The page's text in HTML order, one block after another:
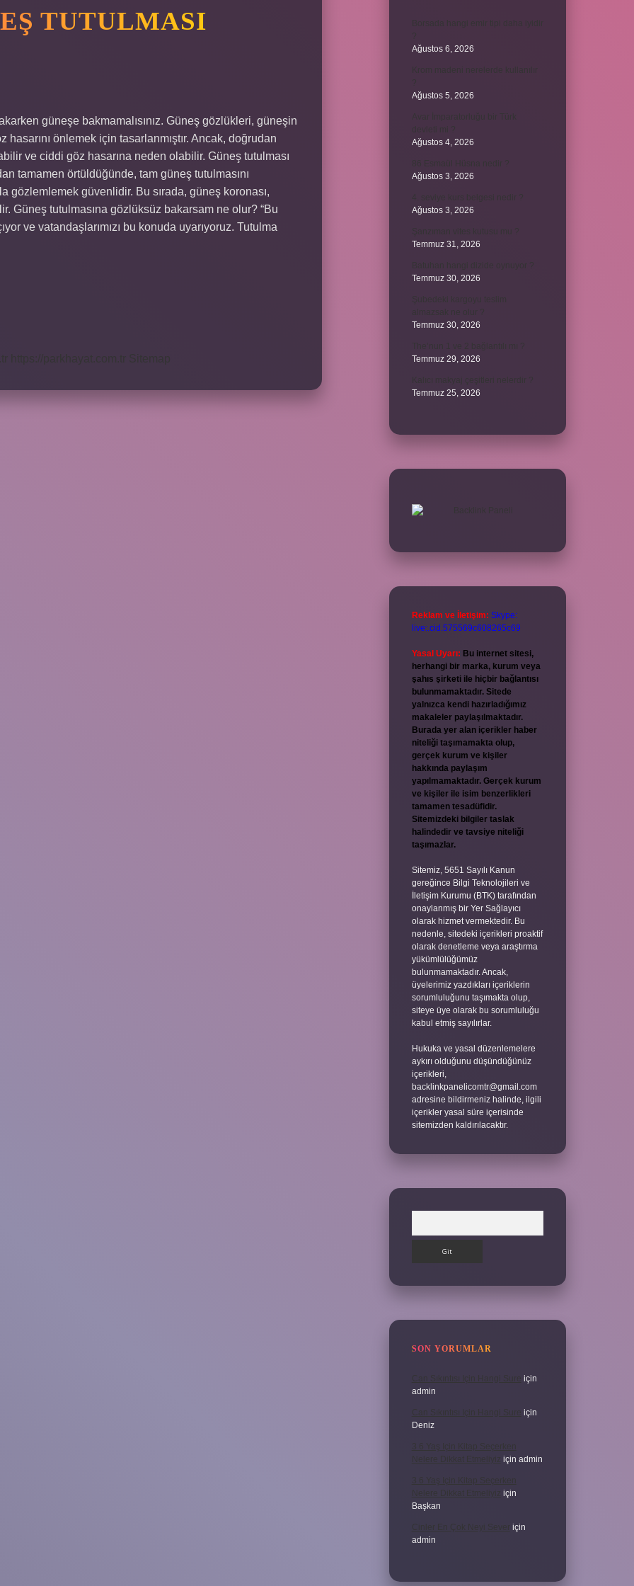
TUTULMASI
güneşe bakmamalısınız. Güneş gözlükleri, güneşin
hasarını önlemek için tasarlanmıştır. Ancak, doğrudan
ve ciddi göz hasarına neden olabilir. Güneş tutulması
tamamen örtüldüğünde, tam güneş tutulmasını
gözlemlemek güvenlidir. Bu sırada, güneş koronası,
Güneş tutulmasına gözlüksüz bakarsam ne olur? “Bu
ve vatandaşlarımızı bu konuda uyarıyoruz. Tutulma
Ağustos 6, 2026
Ağustos 5, 2026
Ağustos 4, 2026
Ağustos 3, 2026
Ağustos 3, 2026
Temmuz 31, 2026
Temmuz 30, 2026
Temmuz 30, 2026
Temmuz 29, 2026
Temmuz 25, 2026
Reklam ve İletişim: Skype:
live:.cid.575569c608265c69
Yasal Uyarı: Bu internet sitesi,
herhangi bir marka, kurum veya
şahıs şirketi ile hiçbir bağlantısı
bulunmamaktadır. Sitede
yalnızca kendi hazırladığımız
makaleler paylaşılmaktadır.
Burada yer alan içerikler haber
niteliği taşımamakta olup,
gerçek kurum ve kişiler
hakkında paylaşım
yapılmamaktadır. Gerçek kurum
ve kişiler ile isim benzerlikleri
tamamen tesadüfidir.
Sitemizdeki bilgiler taslak
halindedir ve tavsiye niteliği
taşımazlar.
Sitemiz, 5651 Sayılı Kanun
gereğince Bilgi Teknolojileri ve
İletişim Kurumu (BTK) tarafından
onaylanmış bir Yer Sağlayıcı
olarak hizmet vermektedir. Bu
nedenle, sitedeki içerikleri proaktif
olarak denetleme veya araştırma
yükümlülüğümüz
bulunmamaktadır. Ancak,
üyelerimiz yazdıkları içeriklerin
sorumluluğunu taşımakta olup,
siteye üye olarak bu sorumluluğu
kabul etmiş sayılırlar.
Hukuka ve yasal düzenlemelere
aykırı olduğunu düşündüğünüz
içerikleri,
backlinkpanelicomtr@gmail.com
adresine bildirmeniz halinde, ilgili
içerikler yasal süre içerisinde
sitemizden kaldırılacaktır.
SON YORUMLAR
Can Sıkıntısı Için Hangi Sure için
admin
Can Sıkıntısı Için Hangi Sure için
Deniz
3 6 Yaş Için Kitap Seçerken
Nelere Dikkat Etmeliyiz için admin
3 6 Yaş Için Kitap Seçerken
Nelere Dikkat Etmeliyiz için
Başkan
Cinler En Çok Neyi Sever için
admin